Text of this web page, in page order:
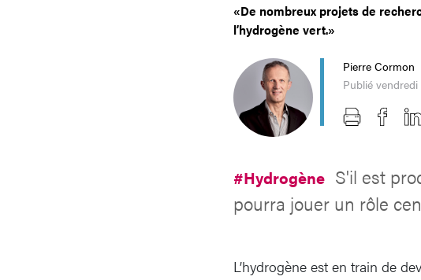
«De nombreux projets de
l’hydrogène vert.»
Pierre Cormon
Publié
#Hydrogène S'il est
pourra jouer un rôle
L’hydrogène est en train de